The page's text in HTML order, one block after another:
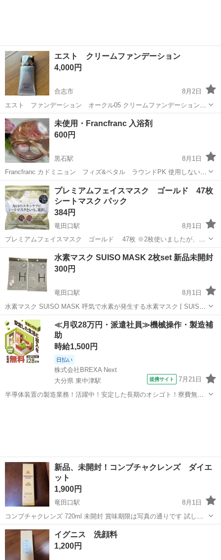
エスト クリームファンデーション
4,000円
合志市
8月2日
エスト ファンデーション オークル05 クリームファンデーション
エッセンスモイスト オークル05 30g 新品のはずですが、ナイロンを外
しております。 それをご了承の上でご購入頂けたらと思います。 購入
期日が不明な為...
熊本 合志市 メイクアップ
未使用・Francfranc 入浴剤
600円
黒石駅
8月1日
Francfranc カドミニョン フィズ&ペタル ラウンドPK 使用しないの
で出品します。 詳細はFrancfrancのHPでご確認下さい。
https://francfranc.com/products/...
熊本 合志市 Francfranc
プレミアムフェイスマスク ゴールド 47枚
シートマスク パック
384円
竜田口駅
8月1日
プレミアムフェイスマスク ゴールド 47枚 ※2枚使いましたが、1
枚、中で引き出すときに破れたので47枚としています 購入しました
が、肌に合わないためお安く出品します。 購入は2026年4月8日になり
ます 毎日のパ...
竜田口駅 馬油
水素マスク SUISO MASK 2枚set 新品未開封
300円
竜田口駅
8月1日
水素マスク SUISO MASK 呼気で水素が発生する水素マスク [ SUISO
MASK ] 株式会社アクアバンク アクアバンクの水素マスク［SUISO
MASK］ - 特長・仕様 - BFE、VFE99％ウイ...
熊本 熊本市 竜田口駅 その他 水素
≪月収28万円・派遣社員≫機械操作・製造補
助
時給1,500円
日払い
株式会社BREXA Next
大分県 東中津駅
提携サイト 7月21日
半導体装置の製造業務！活躍中！安定した長期のオシゴト！寮費無料
新品、未開封！コンブチャクレンズ ダイエ
ット
1,900円
竜田口駅
8月1日
コンブチャクレンズ 720ml 未開封 賞味期限は写真の通りです 試して
みたかった方いかがでしょうか？
熊本 熊本市 竜田口駅 ダイエットグッズ
コンブチャクレンズ
イグニス 洗顔料
1,200円